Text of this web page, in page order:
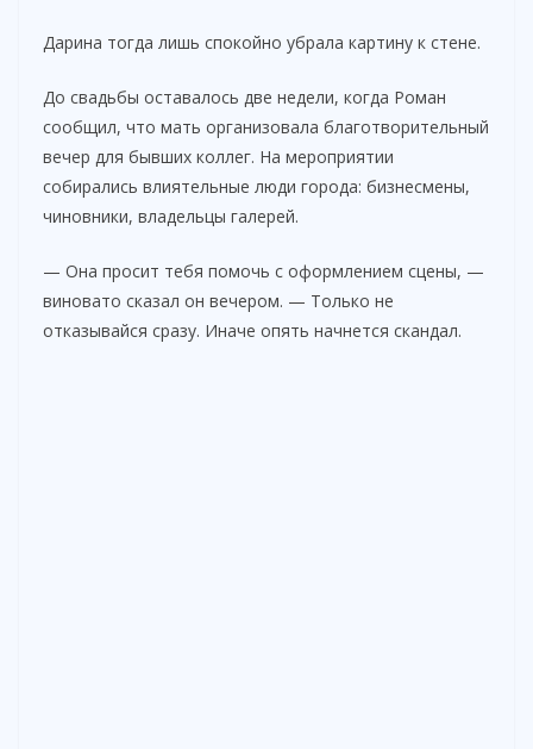
o
Дарина тогда лишь спокойно убрала картину к стене.
До свадьбы оставалось две недели, когда Роман
сообщил, что мать организовала благотворительный
вечер для бывших коллег. На мероприятии
собирались влиятельные люди города: бизнесмены,
чиновники, владельцы галерей.
— Она просит тебя помочь с оформлением сцены, —
виновато сказал он вечером. — Только не
отказывайся сразу. Иначе опять начнется скандал.